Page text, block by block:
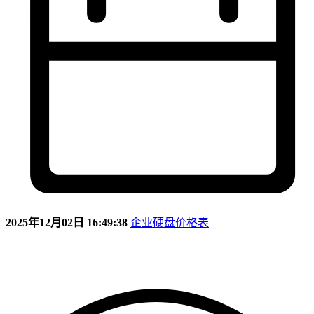
2025年12月02日 16:49:38 企业硬盘价格表